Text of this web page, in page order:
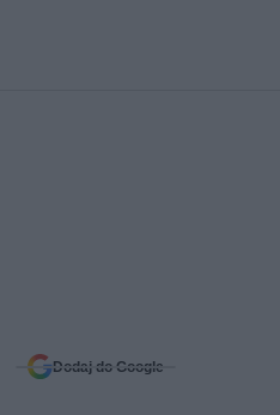
Dodaj do Google